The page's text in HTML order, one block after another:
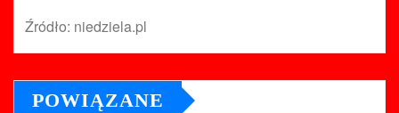
Źródło: niedziela.pl
POWIĄZANE